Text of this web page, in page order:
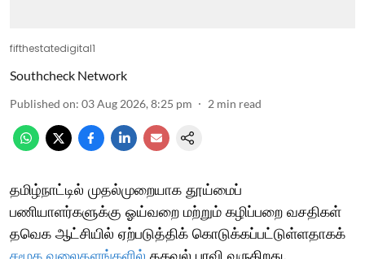
fifthestatedigital1
Southcheck Network
Published on: 03 Aug 2026, 8:25 pm 2 min read
தமிழ்நாட்டில் முதல்முறையாக தூய்மைப்
பணியாளர்களுக்கு ஓய்வறை மற்றும் கழிப்பறை வசதிகள்
தவெக ஆட்சியில் ஏற்படுத்திக் கொடுக்கப்பட்டுள்ளதாகக்